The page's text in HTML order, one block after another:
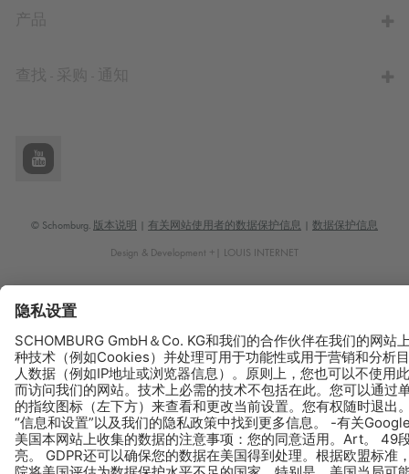
© Schomburg. 版本说明 有关网站使用者的数据保护信息 数据保护信息
Design & Development +| LOUIS INTERNET